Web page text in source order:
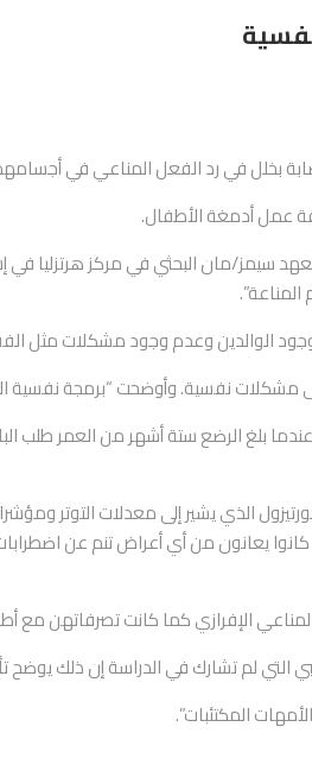
بخلل في رد الفعل المناعي في
عمل أدمغة الأطفال.
سيمز/مان البحثي في مركز هرتزليا
الوالدين وعدم وجود مشكلات مثل
إلى مشكلات نفسية. وأوضحت
من عمرهم. وعندما بلغ الرضع ستة أشهر
الذي يشير إلى معدلات التوتر
يعانون من أي أعراض تنم عن
الإفرازي كما كانت تصرفاتهن
لم تشارك في الدراسة إن ذلك يوضح
المكتئبات”.